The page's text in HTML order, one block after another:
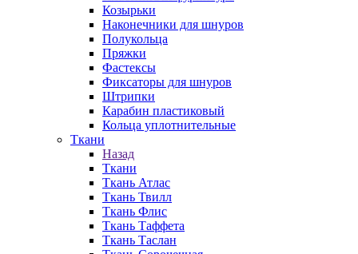
Козырьки
Наконечники для шнуров
Полукольца
Пряжки
Фастексы
Фиксаторы для шнуров
Штрипки
Карабин пластиковый
Кольца уплотнительные
Ткани
Назад
Ткани
Ткань Атлас
Ткань Твилл
Ткань Флис
Ткань Таффета
Ткань Таслан